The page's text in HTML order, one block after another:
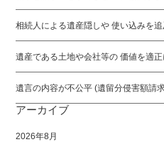
相続人による遺産隠しや 使い込みを
遺産である土地や会社等の 価値を適
遺言の内容が不公平 (遺留分侵害額請
アーカイブ
2026年8月